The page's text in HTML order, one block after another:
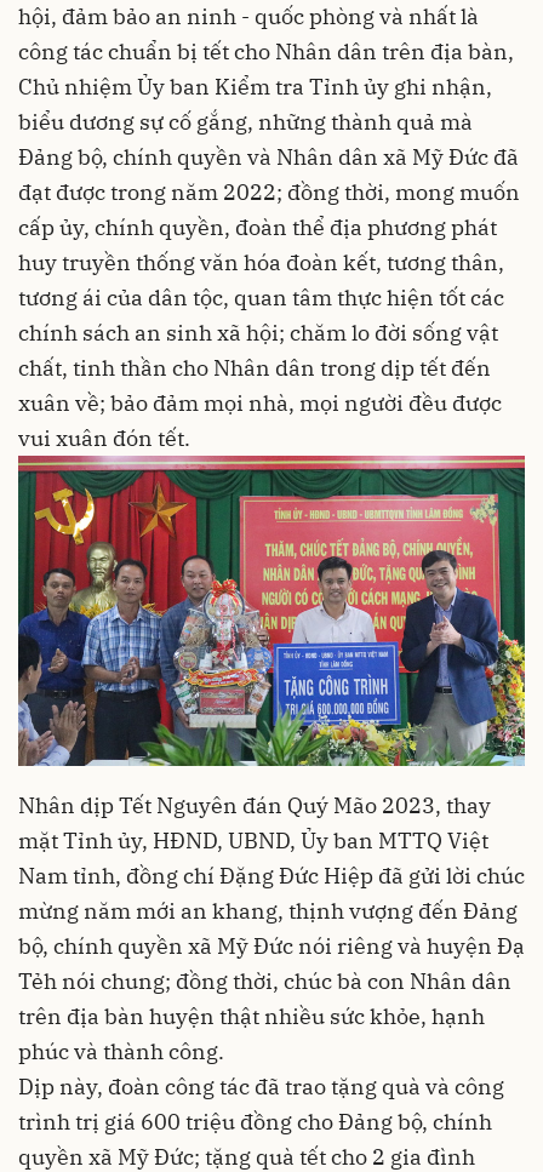
hội, đảm bảo an ninh - quốc phòng và nhất là
công tác chuẩn bị tết cho Nhân dân trên địa bàn,
Chủ nhiệm Ủy ban Kiểm tra Tỉnh ủy ghi nhận,
biểu dương sự cố gắng, những thành quả mà
Đảng bộ, chính quyền và Nhân dân xã Mỹ Đức đã
đạt được trong năm 2022; đồng thời, mong muốn
cấp ủy, chính quyền, đoàn thể địa phương phát
huy truyền thống văn hóa đoàn kết, tương thân,
tương ái của dân tộc, quan tâm thực hiện tốt các
chính sách an sinh xã hội; chăm lo đời sống vật
chất, tinh thần cho Nhân dân trong dịp tết đến
xuân về; bảo đảm mọi nhà, mọi người đều được
vui xuân đón tết.
Nhân dịp Tết Nguyên đán Quý Mão 2023, thay
mặt Tỉnh ủy, HĐND, UBND, Ủy ban MTTQ Việt
Nam tỉnh, đồng chí Đặng Đức Hiệp đã gửi lời chúc
mừng năm mới an khang, thịnh vượng đến Đảng
bộ, chính quyền xã Mỹ Đức nói riêng và huyện Đạ
Tẻh nói chung; đồng thời, chúc bà con Nhân dân
trên địa bàn huyện thật nhiều sức khỏe, hạnh
phúc và thành công.
Dịp này, đoàn công tác đã trao tặng quà và công
trình trị giá 600 triệu đồng cho Đảng bộ, chính
quyền xã Mỹ Đức; tặng quà tết cho 2 gia đình